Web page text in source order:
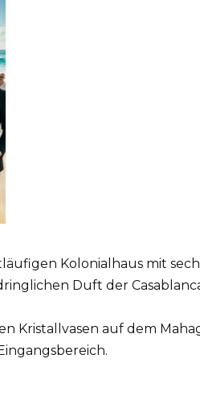
Kolonialhaus mit
Duft der
Kristallvasen auf dem